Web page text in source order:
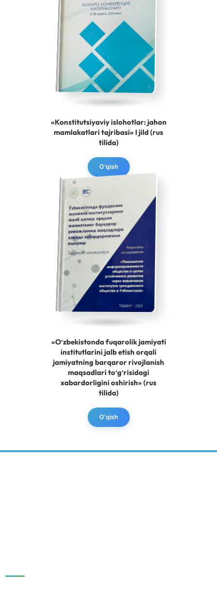
«Konstitutsiyaviy islohotlar: jahon
mamlakatlari tajribasi» I jild (rus
tilida)
O‘qish
«Oʻzbekistonda fuqarolik jamiyati
institutlarini jalb etish orqali
jamiyatning barqaror rivojlanish
maqsadlari toʻgʻrisidagi
xabardorligini oshirish» (rus
tilida)
O‘qish